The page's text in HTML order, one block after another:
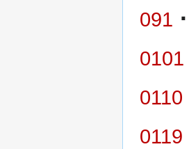
091 ·
0101
0110
0119